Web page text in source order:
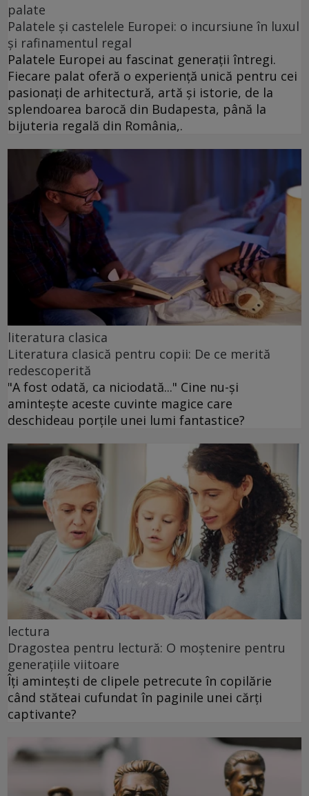
palate
Palatele și castelele Europei: o incursiune în luxul
și rafinamentul regal
Palatele Europei au fascinat generații întregi.
Fiecare palat oferă o experiență unică pentru cei
pasionați de arhitectură, artă și istorie, de la
splendoarea barocă din Budapesta, până la
bijuteria regală din România,.
literatura clasica
Literatura clasică pentru copii: De ce merită
redescoperită
"A fost odată, ca niciodată..." Cine nu-și
amintește aceste cuvinte magice care
deschideau porțile unei lumi fantastice?
lectura
Dragostea pentru lectură: O moștenire pentru
generațiile viitoare
Îți amintești de clipele petrecute în copilărie
când stăteai cufundat în paginile unei cărți
captivante?